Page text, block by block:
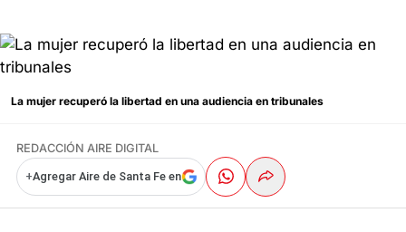
La mujer recuperó la libertad en una audiencia en tribunales
REDACCIÓN AIRE DIGITAL
+Agregar Aire de Santa Fe en